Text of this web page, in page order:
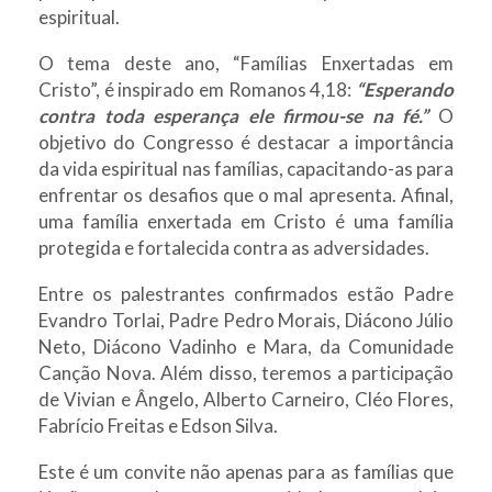
espiritual.
O tema deste ano, “Famílias Enxertadas em
Cristo”, é inspirado em Romanos 4,18: “Esperando
contra toda esperança ele firmou-se na fé.”O
objetivo do Congresso é destacar a importância
da vida espiritual nas famílias, capacitando-as para
enfrentar os desafios que o mal apresenta. Afinal,
uma família enxertada em Cristo é uma família
protegida e fortalecida contra as adversidades.
Entre os palestrantes confirmados estão Padre
Evandro Torlai, Padre Pedro Morais, Diácono Júlio
Neto, Diácono Vadinho e Mara, da Comunidade
Canção Nova. Além disso, teremos a participação
de Vivian e Ângelo, Alberto Carneiro, Cléo Flores,
Fabrício Freitas e Edson Silva.
Este é um convite não apenas para as famílias que